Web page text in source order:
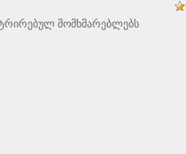
მომხმარებლებს